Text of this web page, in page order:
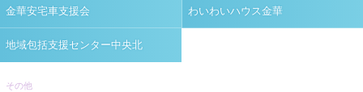
金華安宅車支援会 わいわいハウス金華
地域包括支援センター中央北
その他